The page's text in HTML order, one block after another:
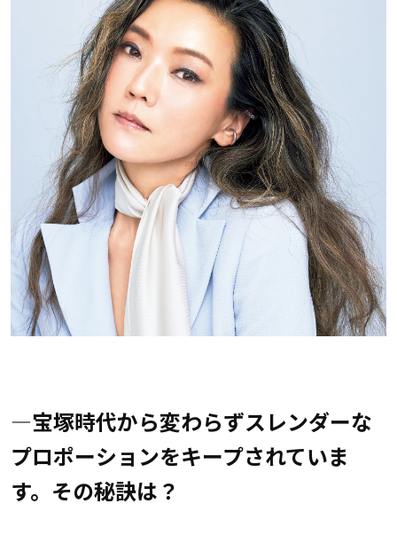
―宝塚時代から変わらずスレンダーな
プロポーションをキープされていま
す。その秘訣は？